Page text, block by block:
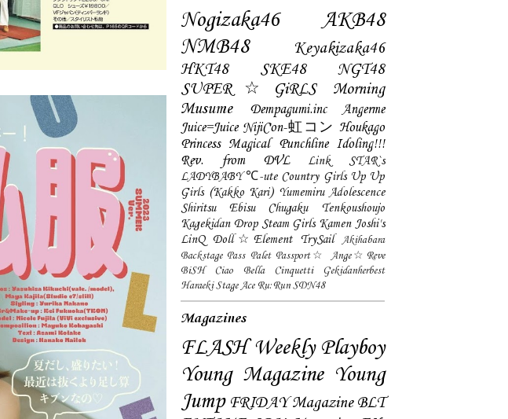
Nogizaka46
AKB48
NMB48
Keyakizaka46
HKT48
SKE48
NGT48
SUPER☆GiRLS
Morning
Musume
Dempagumi.inc
Angerme
Juice=Juice NijiCon-虹コン Houkago
Princess Magical Punchline Idoling!!!
Rev. from DVL
Link STAR`s
LADYBABY ℃-ute Country Girls Up Up
Girls (Kakko Kari) Yumemiru Adolescence
Shiritsu Ebisu Chugaku
Tenkoushoujo
Kagekidan Drop Steam Girls Kamen Joshi's
LinQ Doll☆Element TrySail
Akihabara
Backstage Pass Palet Passport☆
Ange☆Reve
BiSH
Ciao Bella Cinquetti
Gekidanherbest
Haraeki Stage Ace Ru:Run SDN48
Magazines
FLASH Weekly Playboy
Young Magazine Young
Jump FRIDAY Magazine BLT